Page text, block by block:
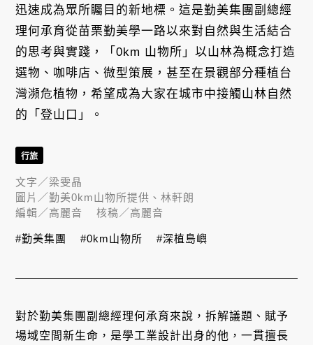
迅速成為眾所矚目的新地標。這是勤美集團副總經
理何承育從苗栗勤美學一路以來對自然與生活結合
的思考與實踐，「0km 山物所」以山林為概念打造
選物、咖啡店、微型策展，甚至在景觀部分種植台
灣瀕危植物，希望成為大家在城市中接觸山林自然
的「登山口」。
對於勤美集團副總經理何承育來說，拆解議題、賦予
場域空間新生命，是學工業設計出身的他，一貫擅長
行旅
文字／梁雯晶
圖片／勤美0km山物所提供、林軒朗
編輯／高麗音 核稿／高麗音
#勤美集團 #0km山物所 #深植島嶼